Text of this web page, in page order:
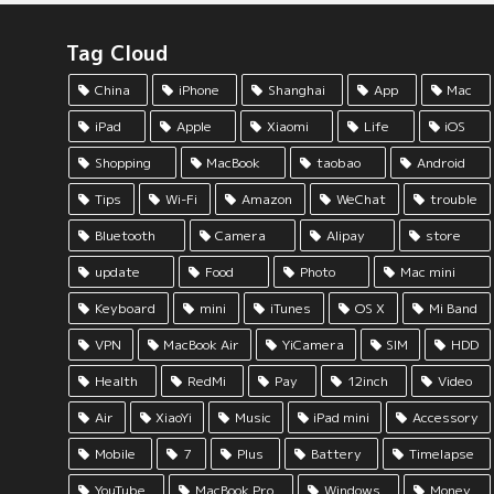
Tag Cloud
China iPhone Shanghai App
Mac
iPad
Apple Xiaomi Life
iOS
Shopping
MacBook taobao
Android
Tips
Wi-Fi Amazon WeChat
trouble
Bluetooth
Camera Alipay
store
update
Food Photo
Mac mini
Keyboard
mini iTunes OS X
Mi Band
VPN
MacBook Air YiCamera SIM
HDD
Health
RedMi Pay 12inch
Video
Air
XiaoYi Music iPad mini
Accessory
Mobile
7 Plus Battery
Timelapse